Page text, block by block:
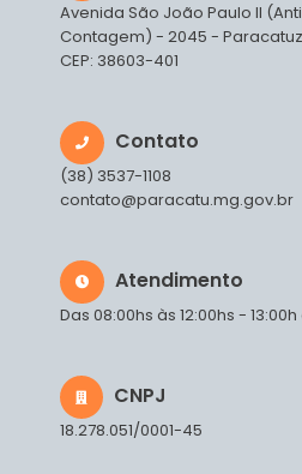
Avenida São João Paulo II
Contagem) - 2045 -
CEP: 38603-401
Contato
(38) 3537-1108
contato@paracatu.mg.gov.br
Atendimento
Das 08:00hs às 12:00hs - 13:00h
CNPJ
18.278.051/0001-45